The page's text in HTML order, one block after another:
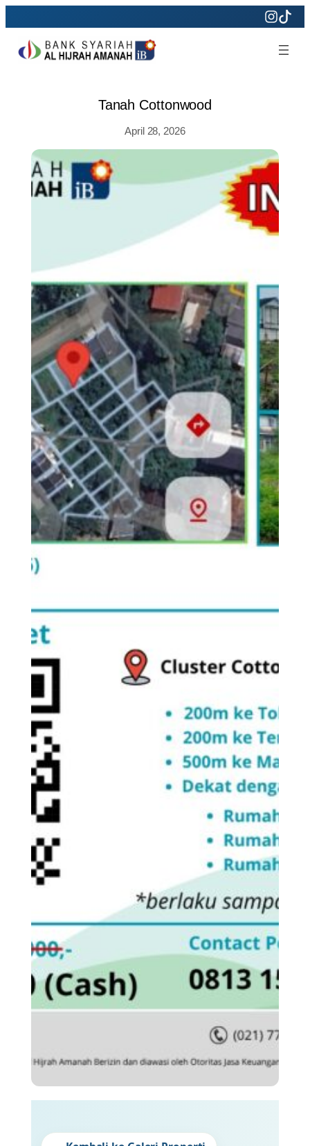
to
content
Tanah Cottonwood
April 28, 2026